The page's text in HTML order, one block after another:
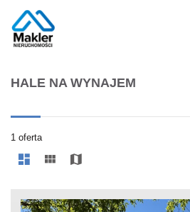
HALE NA WYNAJEM
1 oferta